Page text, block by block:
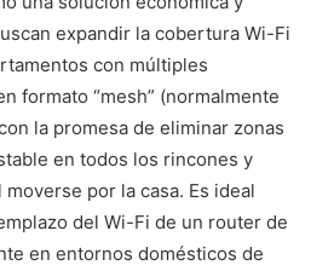
expandir la cobertura Wi-Fi
con múltiples
formato “mesh” (normalmente
la promesa de eliminar zonas
en todos los rincones y
por la casa. Es ideal
del Wi-Fi de un router de
en entornos domésticos de